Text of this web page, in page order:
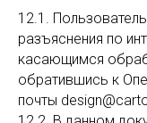
12.1.
разъяснения по
касающимся
обратившись к
почты